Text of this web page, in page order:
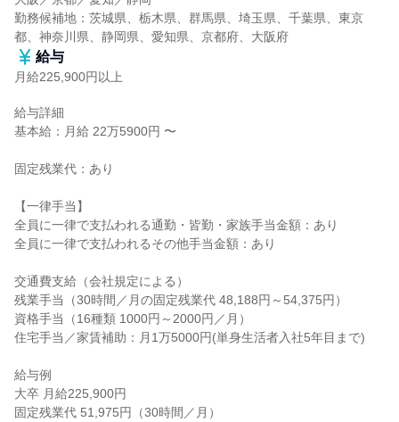
勤務候補地：茨城県、栃木県、群馬県、埼玉県、千葉県、東京
都、神奈川県、静岡県、愛知県、京都府、大阪府
給与
月給225,900円以上
給与詳細
基本給：月給 22万5900円 〜
固定残業代：あり
【一律手当】
全員に一律で支払われる通勤・皆勤・家族手当金額：あり
全員に一律で支払われるその他手当金額：あり
交通費支給（会社規定による）
残業手当（30時間／月の固定残業代 48,188円～54,375円）
資格手当（16種類 1000円～2000円／月）
住宅手当／家賃補助：月1万5000円(単身生活者入社5年目まで)
給与例
大卒 月給225,900円
固定残業代 51,975円（30時間／月）